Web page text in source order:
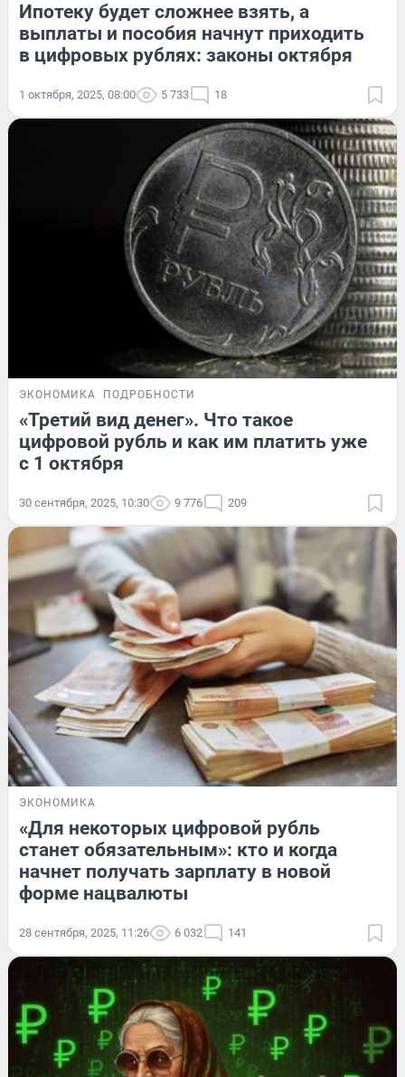
Ипотеку будет сложнее взять, а
выплаты и пособия начнут приходить
в цифровых рублях: законы октября
1 октября, 2025, 08:00 5 733 18
ЭКОНОМИКА ПОДРОБНОСТИ
«Третий вид денег». Что такое
цифровой рубль и как им платить уже
с 1 октября
30 сентября, 2025, 10:30 9 776 209
ЭКОНОМИКА
«Для некоторых цифровой рубль
станет обязательным»: кто и когда
начнет получать зарплату в новой
форме нацвалюты
28 сентября, 2025, 11:26 6 032 141